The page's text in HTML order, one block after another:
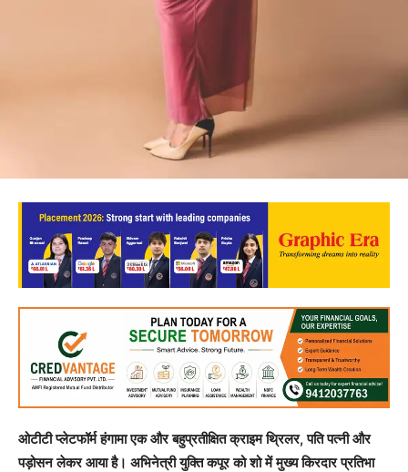
ओटीटी प्लेटफॉर्म हंगामा एक और बहुप्रतीक्षित क्राइम थ्रिलर, पति पत्नी और
पड़ोसन लेकर आया है। अभिनेत्री युक्ति कपूर को शो में मुख्य किरदार प्रतिभा